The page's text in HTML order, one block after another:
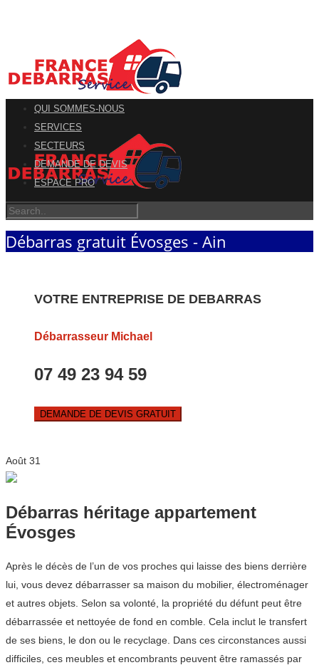
QUI SOMMES-NOUS
SERVICES
SECTEURS
DEMANDE DE DEVIS
ESPACE PRO
Débarras gratuit Évosges - Ain
VOTRE ENTREPRISE DE DEBARRAS
Débarrasseur Michael
07 49 23 94 59
DEMANDE DE DEVIS GRATUIT
Août 31
Débarras héritage appartement
Évosges
Après le décès de l’un de vos proches qui laisse des biens derrière
lui, vous devez débarrasser sa maison du mobilier, électroménager
et autres objets. Selon sa volonté, la propriété du défunt peut être
débarrassée et nettoyée de fond en comble. Cela inclut le transfert
de ses biens, le don ou le recyclage. Dans ces circonstances aussi
difficiles, ces meubles et encombrants peuvent être ramassés par